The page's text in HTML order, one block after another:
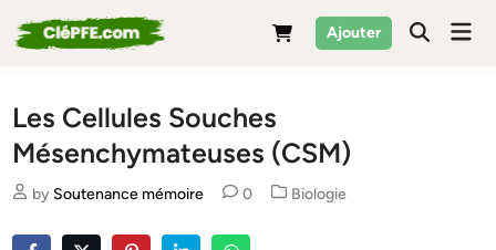
to
Ajouter
Les Cellules Souches
Mésenchymateuses (CSM)
by Soutenance mémoire 0
Posted
Biologie